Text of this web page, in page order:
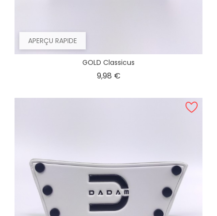
APERÇU RAPIDE
GOLD Classicus
9,98 €Prix